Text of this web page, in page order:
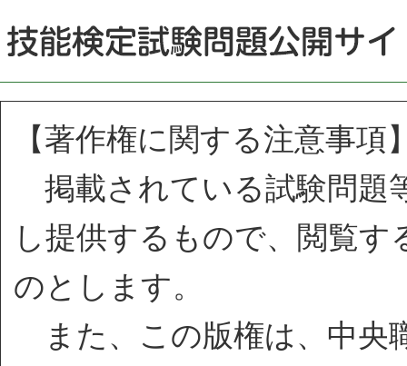
【著作権に関する注意事項
掲載されている試験問題
し提供するもので、閲覧
のとします。
また、この版権は、中央